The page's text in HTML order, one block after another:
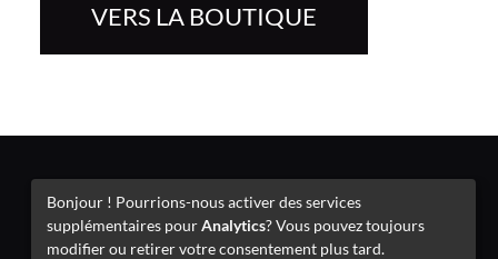
VERS LA BOUTIQUE
Mentions légales
Bonjour ! Pourrions-nous activer des services
supplémentaires pourAnalytics? Vous pouvez toujours
modifier ou retirer votre consentement plus tard.